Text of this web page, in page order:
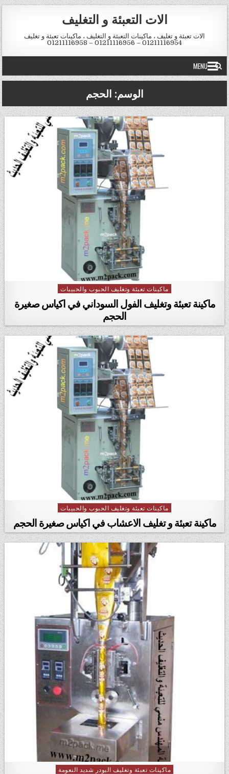
Skip to content
الات التعبئة و التغليف
الات تعبئة و تغليف ، ماكينات التعبئة و التغليف ، ماكينات تعبئة و تغليف
01211116954 – 01211116956 – 01211116958
MENU
الوسم: الحجم
Posted in
ماكينات تعبئة وتغليف الحبوب والحبيبات
ماكينة تعبئة وتغليف الفول السوداني في اكياس صغيرة
الحجم
Posted in
ماكينات تعبئة وتغليف الحبوب والحبيبات
ماكينة تعبئة و تغليف الاعشاب في اكياس صغيرة الحجم
Posted in
ماكينات تعبئة وتغليف البودر شديد النعومة